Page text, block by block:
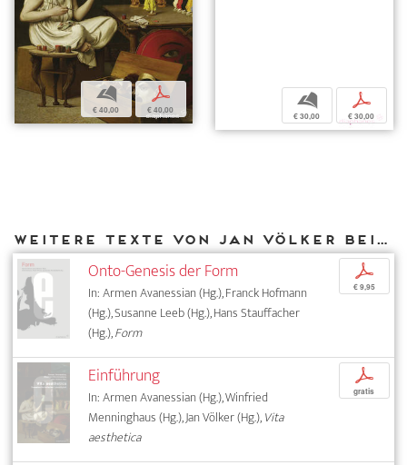
b
€ 40,00
p
€ 40,00
b
€ 30,00
p
€ 30,00
Weitere Texte von Jan Völker bei DIAPHANES
Onto-Genesis der Form
In: Armen Avanessian (Hg.), Franck Hofmann
(Hg.), Susanne Leeb (Hg.), Hans Stauffacher
(Hg.),Form
p
€ 9,95
Einführung
In: Armen Avanessian (Hg.), Winfried
Menninghaus (Hg.), Jan Völker (Hg.),Vita
aesthetica
p
gratis